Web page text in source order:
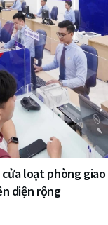
loạt phòng
diện rộng